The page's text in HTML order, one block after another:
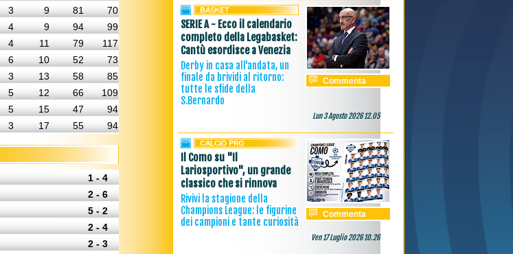
3 9 81
70
4 9 94
99
4 11 79
117
6 10 52
73
3 13 58
85
5 12 66
109
5 15 47
94
3 17 55 94
1 - 4
2 - 6
5 - 2
2 - 4
2 - 3
SERIE A - Ecco il calendario
completo della Legabasket:
Cantù esordisce a Venezia
Derby in casa all'andata, un
finale da brividi al ritorno:
tutte le sfide della
S.Bernardo
Commenta
Lun 3 Agosto 2026 12.05
Il Como su "Il
Lariosportivo", un grande
classico che si rinnova
Rivivi la stagione della
Champions League: le figurine
dei campioni e tante curiosità
Commenta
Ven 17 Luglio 2026 10.26